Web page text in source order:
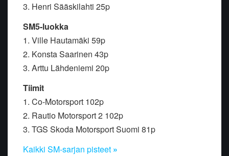
3. Henri Sääskilahti 25p
SM5-luokka
1. Ville Hautamäki 59p
2. Konsta Saarinen 43p
3. Arttu Lähdeniemi 20p
Tiimit
1. Co-Motorsport 102p
2. Rautio Motorsport 2 102p
3. TGS Skoda Motorsport Suomi 81p
Kaikki SM-sarjan pisteet »